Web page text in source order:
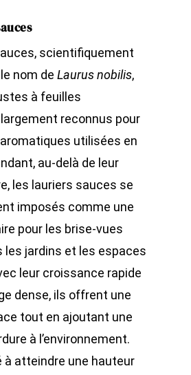
scientifiquement
nom de Laurus nobilis,
à feuilles
reconnus pour
utilisées en
au-delà de leur
les lauriers sauces se
imposés comme une
pour les brise-vues
les jardins et les espaces
leur croissance rapide
dense, ils offrent une
tout en ajoutant une
à l’environnement.
à atteindre une hauteur